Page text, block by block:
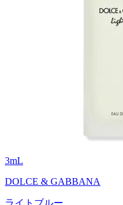
3mL
DOLCE & GABBANA
ライトブルー